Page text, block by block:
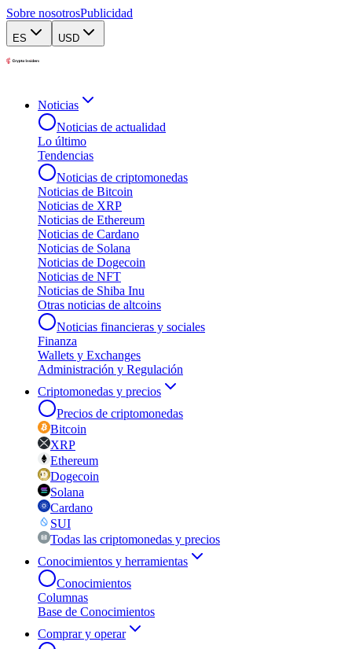
Sobre nosotrosPublicidad
ES USD
Noticias
Noticias de actualidad
Lo último
Tendencias
Noticias de criptomonedas
Noticias de Bitcoin
Noticias de XRP
Noticias de Ethereum
Noticias de Cardano
Noticias de Solana
Noticias de Dogecoin
Noticias de NFT
Noticias de Shiba Inu
Otras noticias de altcoins
Noticias financieras y sociales
Finanza
Wallets y Exchanges
Administración y Regulación
Criptomonedas y precios
Precios de criptomonedas
Bitcoin
XRP
Ethereum
Dogecoin
Solana
Cardano
SUI
Todas las criptomonedas y precios
Conocimientos y herramientas
Conocimientos
Columnas
Base de Conocimientos
Comprar y operar